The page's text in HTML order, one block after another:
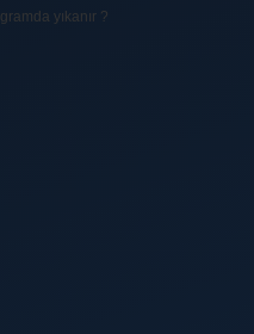
yıkanır ?